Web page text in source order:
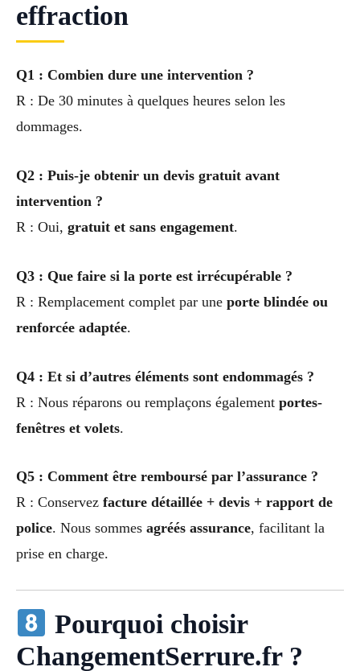
effraction
Q1 : Combien dure une intervention ?
R : De 30 minutes à quelques heures selon les
dommages.
Q2 : Puis-je obtenir un devis gratuit avant
intervention ?
R : Oui, gratuit et sans engagement.
Q3 : Que faire si la porte est irrécupérable ?
R : Remplacement complet par une porte blindée ou
renforcée adaptée.
Q4 : Et si d’autres éléments sont endommagés ?
R : Nous réparons ou remplaçons également portes-
fenêtres et volets.
Q5 : Comment être remboursé par l’assurance ?
R : Conservez facture détaillée + devis + rapport de
police. Nous sommes agréés assurance, facilitant la
prise en charge.
Pourquoi choisir
ChangementSerrure.fr ?